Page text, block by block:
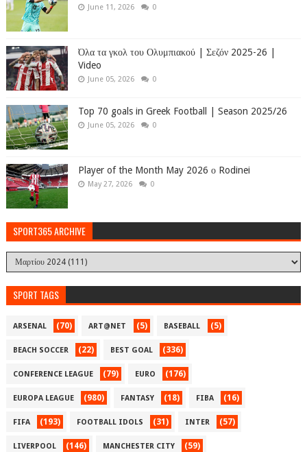
June 11, 2026 0
Όλα τα γκολ του Ολυμπιακού | Σεζόν 2025-26 |
Video
June 05, 2026 0
Top 70 goals in Greek Football | Season 2025/26
June 05, 2026 0
Player of the Month May 2026 ο Rodinei
May 27, 2026 0
SPORT365 ARCHIVE
SPORT TAGS
ARSENAL (70) ART@NET (5) BASEBALL (5)
BEACH SOCCER (22) BEST GOAL (336)
CONFERENCE LEAGUE (79) EURO (176)
EUROPA LEAGUE (980) FANTASY (18) FIBA (16)
FIFA (193) FOOTBALL IDOLS (31) INTER (57)
LIVERPOOL (146) MANCHESTER CITY (59)